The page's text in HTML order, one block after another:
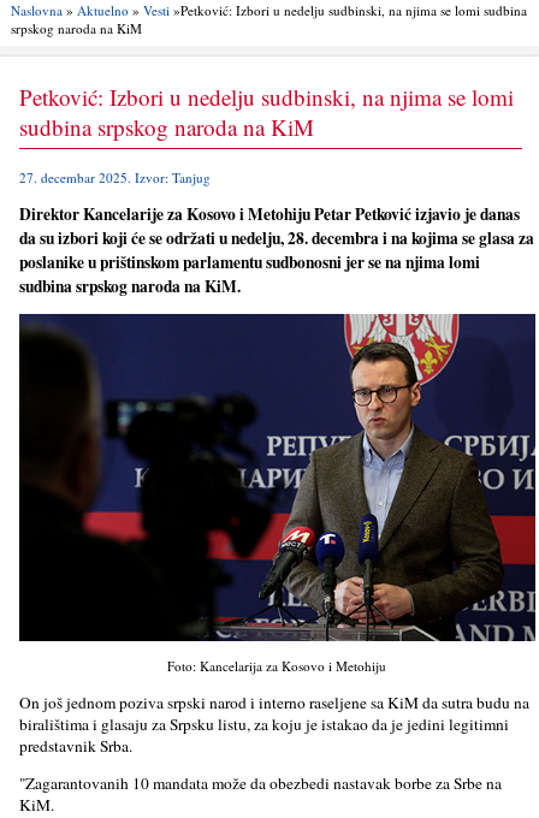
Naslovna» Aktuelno» Vesti»Petković: Izbori u nedelju sudbinski, na njima se lomi sudbina
srpskog naroda na KiM
Petković: Izbori u nedelju sudbinski, na njima se lomi
sudbina srpskog naroda na KiM
27. decembar 2025. Izvor: Tanjug
Direktor Kancelarije za Kosovo i Metohiju Petar Petković izjavio je danas
da su izbori koji će se održati u nedelju, 28. decembra i na kojima se glasa za
poslanike u prištinskom parlamentu sudbonosni jer se na njima lomi
sudbina srpskog naroda na KiM.
Foto: Kancelarija za Kosovo i Metohiju
On još jednom poziva srpski narod i interno raseljene sa KiM da sutra budu na
biralištima i glasaju za Srpsku listu, za koju je istakao da je jedini legitimni
predstavnik Srba.
"Zagarantovanih 10 mandata može da obezbedi nastavak borbe za Srbe na
KiM.